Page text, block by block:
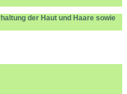
der Haut und Haare sowie